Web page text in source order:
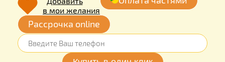
в мои желания
Рассрочка online